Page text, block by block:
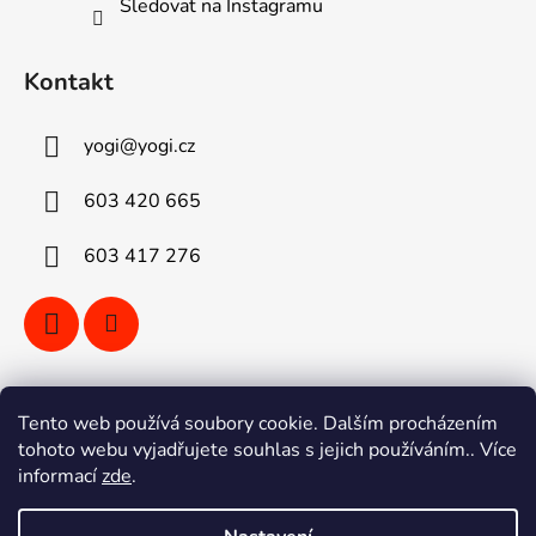
Tento web používá soubory cookie. Dalším procházením
tohoto webu vyjadřujete souhlas s jejich používáním.. Více
informacízde.
Sledovat na Instagramu
Kontakt
yogi@yogi.cz
603 420 665
603 417 276
Vyhledávání